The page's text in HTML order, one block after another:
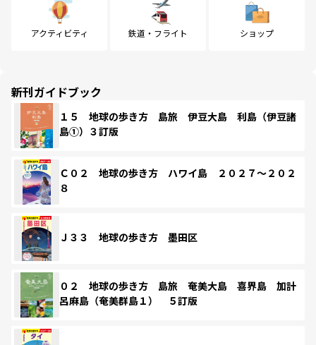
アクティビティ 鉄道・フライト ショップ
新刊ガイドブック
１５ 地球の歩き方 島旅 伊豆大島 利島（伊豆諸
島①）３訂版
Ｃ０２ 地球の歩き方 ハワイ島 ２０２７～２０２
８
Ｊ３３ 地球の歩き方 墨田区
０２ 地球の歩き方 島旅 奄美大島 喜界島 加計
呂麻島（奄美群島１） ５訂版